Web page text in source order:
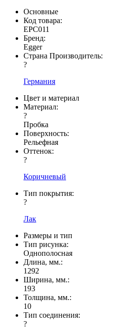
Основные
Код товара:
EPC011
Бренд:
Egger
Страна Производитель:
?
Германия
Цвет и материал
Материал:
?
Пробка
Поверхность:
Рельефная
Оттенок:
?
Коричневый
Тип покрытия:
?
Лак
Размеры и тип
Тип рисунка:
Однополосная
Длина, мм.:
1292
Ширина, мм.:
193
Толщина, мм.:
10
Тип соединения:
?